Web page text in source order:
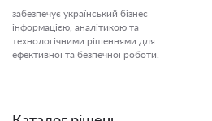
забезпечує український бізнес
інформацією, аналітикою та
технологічними рішеннями для
ефективної та безпечної роботи.